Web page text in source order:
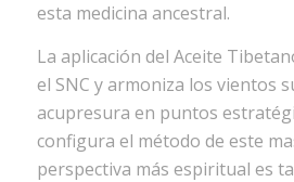
esta medicina ancestral.
La aplicación del Aceite
el SNC y armoniza los vientos
acupresura en puntos
configura el método de este
perspectiva más espiritual es